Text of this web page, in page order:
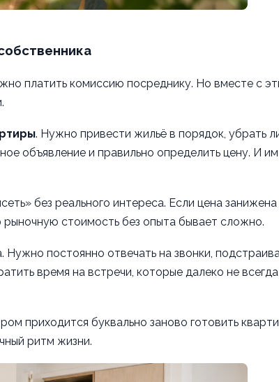
платить комиссию посреднику. Но вместе с
. Нужно привести жильё в порядок, убрать
объявление и правильно определить цену. И
без реального интереса. Если цена
стоимость без опыта бывает сложно.
постоянно отвечать на звонки,
время на встречи, которые далеко не всегда
приходится буквально заново готовить
ритм жизни.